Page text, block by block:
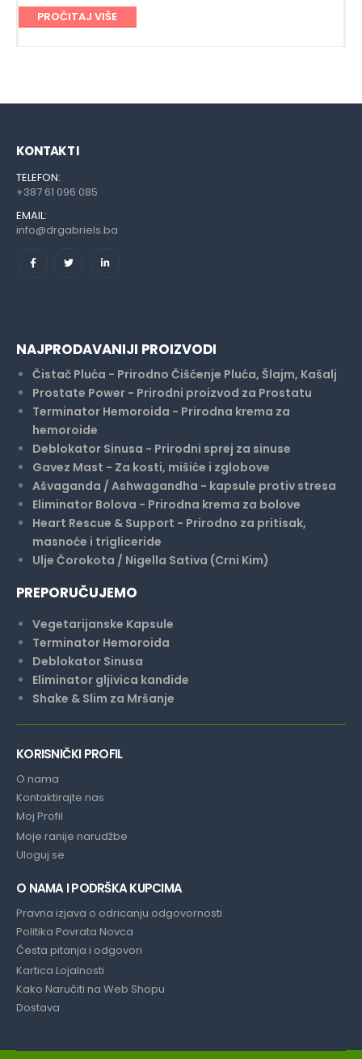
PROČITAJ VIŠE
KONTAKT I
TELEFON:
+387 61 096 085
EMAIL:
info@drgabriels.ba
NAJPRODAVANIJI PROIZVODI
Čistač Pluća - Prirodno Čišćenje Pluća, Šlajm, Kašalj
Prostate Power - Prirodni proizvod za Prostatu
Terminator Hemoroida - Prirodna krema za
hemoroide
Deblokator Sinusa - Prirodni sprej za sinuse
Gavez Mast - Za kosti, mišiće i zglobove
Ašvaganda / Ashwagandha - kapsule protiv stresa
Eliminator Bolova - Prirodna krema za bolove
Heart Rescue & Support - Prirodno za pritisak,
masnoće i trigliceride
Ulje Čorokota / Nigella Sativa (Crni Kim)
PREPORUČUJEMO
Vegetarijanske Kapsule
Terminator Hemoroida
Deblokator Sinusa
Eliminator gljivica kandide
Shake & Slim za Mršanje
KORISNIČKI PROFIL
O nama
Kontaktirajte nas
Moj Profil
Moje ranije narudžbe
Uloguj se
O NAMA I PODRŠKA KUPCIMA
Pravna izjava o odricanju odgovornosti
Politika Povrata Novca
Česta pitanja i odgovori
Kartica Lojalnosti
Kako Naručiti na Web Shopu
Dostava